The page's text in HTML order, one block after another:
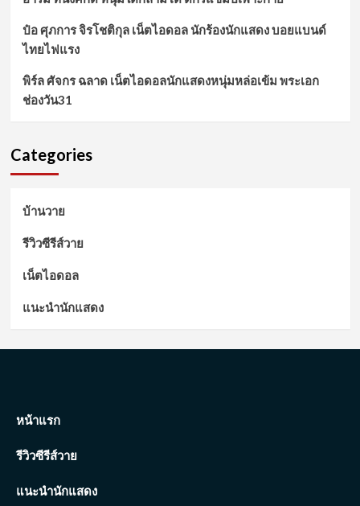
ป๋อ ศุภการ จิรโชติกุล เน็ตไอดอล นักร้องนักแสดง บอยแบนด์
ไทยไฟแรง
พิร์ล ศัจกร ฉลาด เน็ตไอดอลนักแสดงหนุ่มหล่อเข้ม พระเอก
ช่องวัน31
Categories
บ้านวาย
รีวิวซีรีส์วาย
เน็ตไอดอล
แนะนำนักแสดง
หน้าแรก
รีวิวซีรีส์วาย
แนะนำนักแสดง